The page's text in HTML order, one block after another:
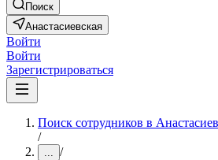
Поиск
Анастасиевская
Войти
Войти
Зарегистрироваться
Поиск сотрудников в
/
... /